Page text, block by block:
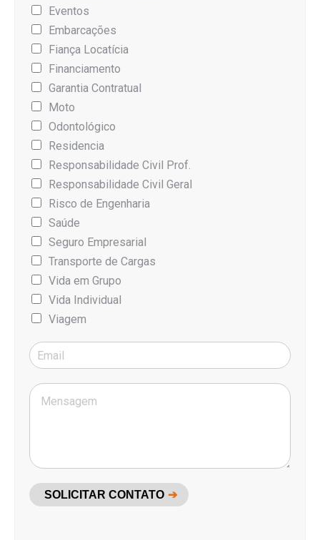
Eventos
Embarcações
Fiança Locatícia
Financiamento
Garantia Contratual
Moto
Odontológico
Residencia
Responsabilidade Civil Prof.
Responsabilidade Civil Geral
Risco de Engenharia
Saúde
Seguro Empresarial
Transporte de Cargas
Vida em Grupo
Vida Individual
Viagem
SOLICITAR CONTATO